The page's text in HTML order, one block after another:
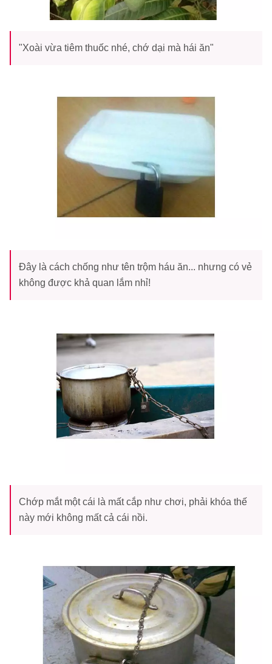
"Xoài vừa tiêm thuốc nhé, chớ dại mà hái ăn"
Đây là cách chống như tên trộm háu ăn... nhưng có vẻ
không được khả quan lắm nhỉ!
Chớp mắt một cái là mất cắp như chơi, phải khóa thế
này mới không mất cả cái nồi.